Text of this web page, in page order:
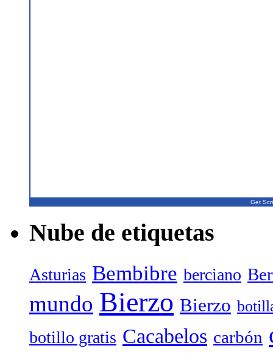
Get
Nube de etiquetas
Asturias Bembibre berciano
mundo Bierzo Bierzo
botillo gratis Cacabelos carbón